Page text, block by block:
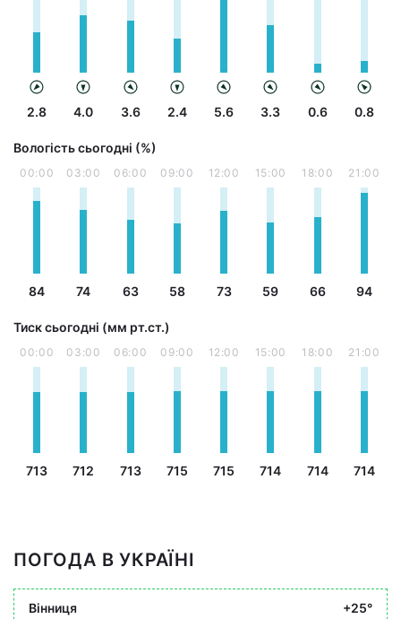
2.8 4.0 3.6 2.4 5.6 3.3 0.6 0.8
Вологість сьогодні (%)
00:00
84
03:00
74
06:00
63
09:00
58
12:00
73
15:00
59
18:00
66
21:00
94
Тиск сьогодні (мм рт.ст.)
00:00
713
03:00
712
06:00
713
09:00
715
12:00
715
15:00
714
18:00
714
21:00
714
ПОГОДА В УКРАЇНІ
Вінниця +25°